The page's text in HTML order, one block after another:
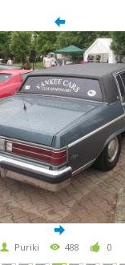
Puriki 488 0